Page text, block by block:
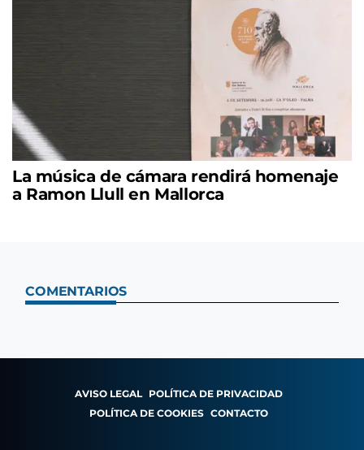
La música de cámara rendirá homenaje
a Ramon Llull en Mallorca
COMENTARIOS
AVISO LEGAL POLÍTICA DE PRIVACIDAD
POLÍTICA DE COOKIES CONTACTO